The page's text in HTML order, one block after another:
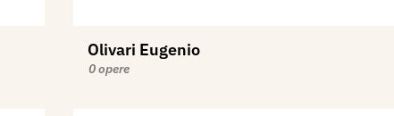
Olivari Eugenio
0 opere